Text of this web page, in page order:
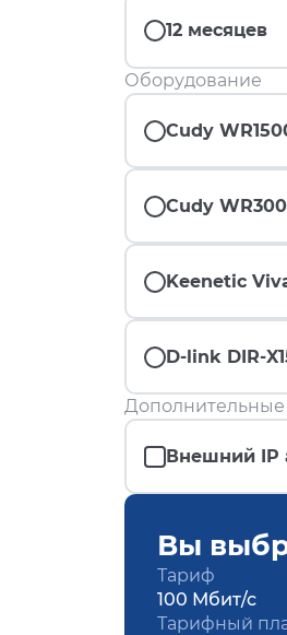
12 месяцев
Оборудование
Cudy
Cudy
Keenetic
D-link DIR-
Дополнительные
Внешний IP
Вы
Тариф
100 Мбит/с
Тарифный